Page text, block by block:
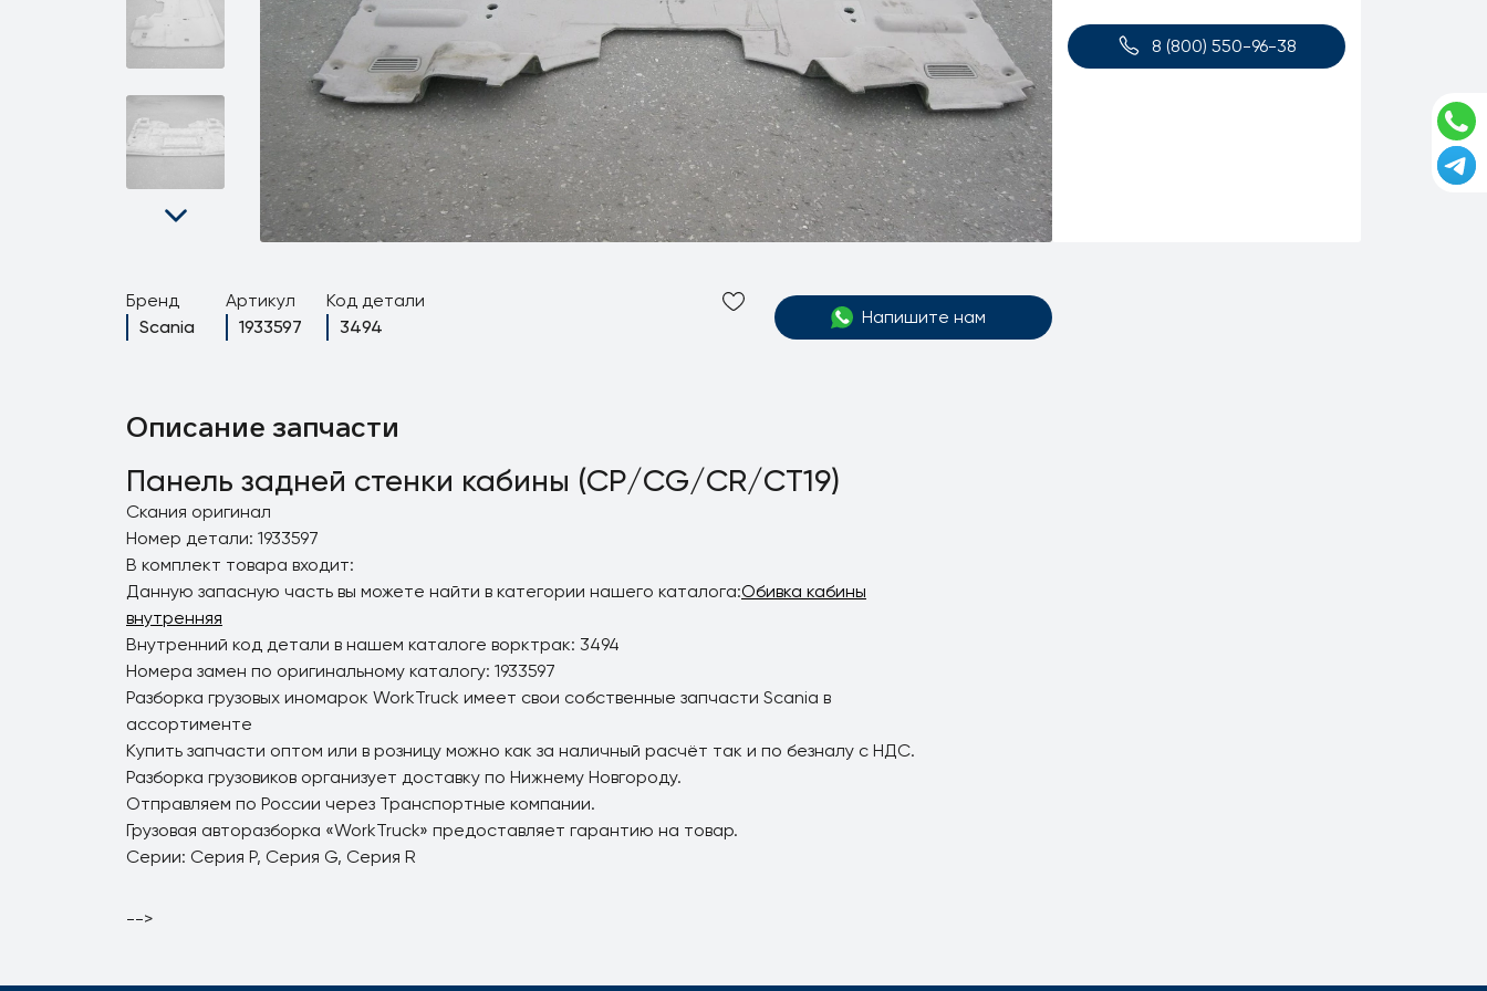
Бренд
Scania
Артикул
1933597
Код детали
3494
Напишите нам
8 (800) 550-96-38
Описание запчасти
Панель задней стенки кабины (CP/CG/CR/CT19)
Скания оригинал
Номер детали: 1933597
В комплект товара входит:
Данную запасную часть вы можете найти в категории нашего каталога:Обивка кабины
внутренняя
Внутренний код детали в нашем каталоге ворктрак: 3494
Номера замен по оригинальному каталогу: 1933597
Разборка грузовых иномарок WorkTruck имеет свои собственные запчасти Scania в
ассортименте
Купить запчасти оптом или в розницу можно как за наличный расчёт так и по безналу с НДС.
Разборка грузовиков организует доставку по Нижнему Новгороду.
Отправляем по России через Транспортные компании.
Грузовая авторазборка «WorkTruck» предоставляет гарантию на товар.
Серии: Серия P, Серия G, Серия R
-->